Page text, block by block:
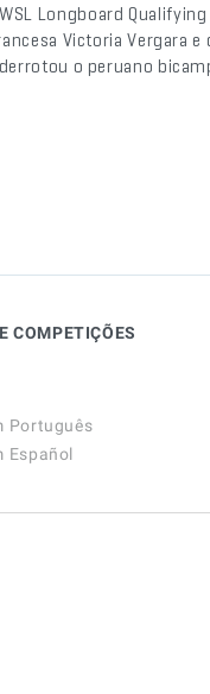
Longboard
Victoria Vergara e
o peruano
COMPETIÇÕES
Português
Español